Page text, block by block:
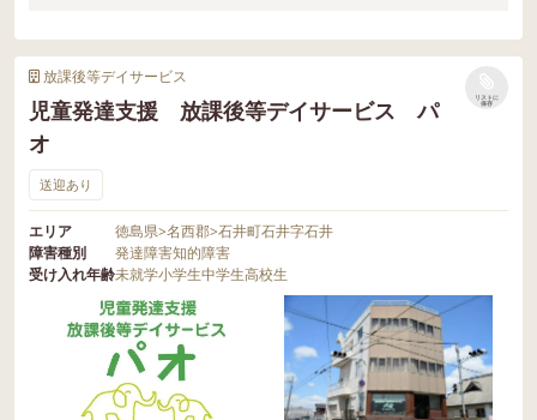
放課後等デイサービス
児童発達支援 放課後等デイサービス パ
オ
リストに
保存
送迎あり
エリア 徳島県>名西郡>石井町石井字石井
障害種別
発達障害知的障害
受け入れ年齢未就学小学生中学生高校生